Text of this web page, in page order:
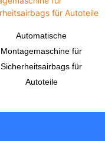
Automatische
Montagemaschine für
Sicherheitsairbags für
Autoteile